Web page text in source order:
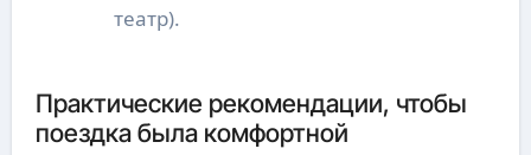
театр).
Практические рекомендации, чтобы
поездка была комфортной